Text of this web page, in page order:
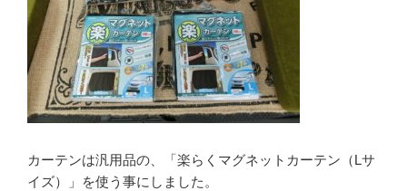
カーテンは汎用品の、「楽らくマグネットカーテン（Lサ
イズ）」を使う事にしました。